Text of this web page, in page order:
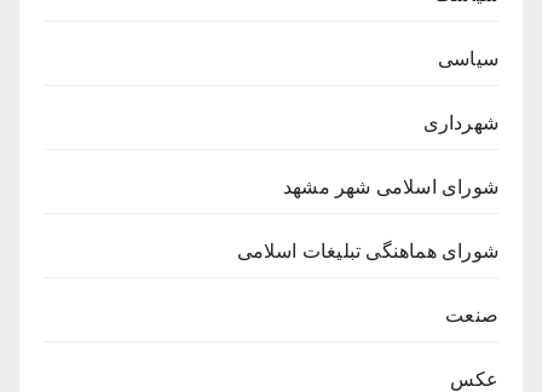
سیاسی
شهرداری
شورای اسلامی شهر مشهد
شورای هماهنگی تبلیغات اسلامی
صنعت
عکس